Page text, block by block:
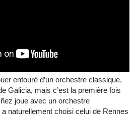
entouré d’un orchestre classique,
Galicia, mais c’est la première fois
joue avec un orchestre
naturellement choisi celui de Rennes